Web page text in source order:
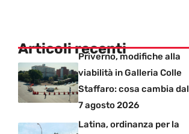
Articoli recentiPriverno, modifiche alla
viabilità in Galleria Colle
Staffaro: cosa cambia dal
7 agosto 2026
Latina, ordinanza per la